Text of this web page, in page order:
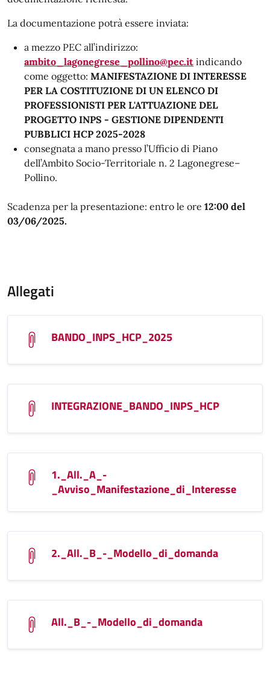
La documentazione potrà essere inviata:
a mezzo PEC all’indirizzo:
ambito_lagonegrese_pollino@pec.it indicando
come oggetto: MANIFESTAZIONE DI INTERESSE
PER LA COSTITUZIONE DI UN ELENCO DI
PROFESSIONISTI PER L'ATTUAZIONE DEL
PROGETTO INPS - GESTIONE DIPENDENTI
PUBBLICI HCP 2025-2028
consegnata a mano presso l’Ufficio di Piano
dell’Ambito Socio-Territoriale n. 2 Lagonegrese–
Pollino.
Scadenza per la presentazione: entro le ore 12:00 del
03/06/2025.
Allegati
BANDO_INPS_HCP_2025
INTEGRAZIONE_BANDO_INPS_HCP
1._All._A_-
_Avviso_Manifestazione_di_Interesse
2._All._B_-_Modello_di_domanda
All._B_-_Modello_di_domanda